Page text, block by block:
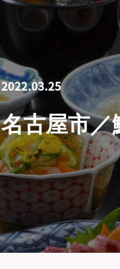
2022.03.25
名古屋市